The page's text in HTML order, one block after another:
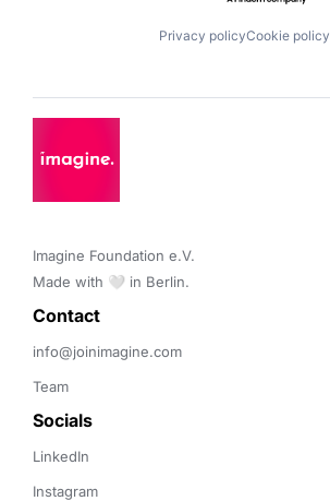
Privacy policyCookie policy
Imagine Foundation e.V.
Made with 🤍 in Berlin.
Contact
info@joinimagine.com
Team
Socials
LinkedIn
Instagram